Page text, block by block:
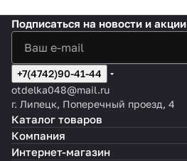
Подписаться на новости и акции
+7(4742)90-41-44
otdelka048@mail.ru
г. Липецк, Поперечный проезд, 4
Каталог товаров
Компания
Интернет-магазин